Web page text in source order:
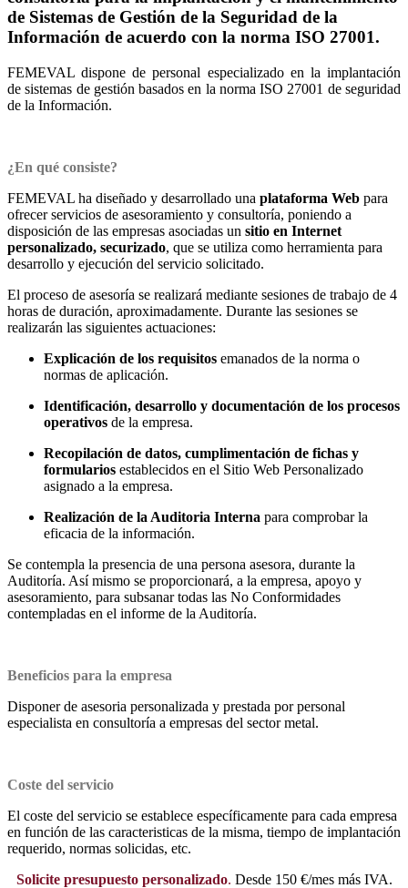
de Sistemas de Gestión de la Seguridad de la
Información de acuerdo con la norma ISO 27001.
FEMEVAL dispone de personal especializado en la implantación
de sistemas de gestión basados en la norma ISO 27001 de seguridad
de la Información.
¿En qué consiste?
FEMEVAL ha diseñado y desarrollado una plataforma Web para
ofrecer servicios de asesoramiento y consultoría, poniendo a
disposición de las empresas asociadas un sitio en Internet
personalizado, securizado, que se utiliza como herramienta para
desarrollo y ejecución del servicio solicitado.
El proceso de asesoría se realizará mediante sesiones de trabajo de 4
horas de duración, aproximadamente. Durante las sesiones se
realizarán las siguientes actuaciones:
Explicación de los requisitos emanados de la norma o
normas de aplicación.
Identificación, desarrollo y documentación de los procesos
operativos de la empresa.
Recopilación de datos, cumplimentación de fichas y
formularios establecidos en el Sitio Web Personalizado
asignado a la empresa.
Realización de la Auditoria Interna para comprobar la
eficacia de la información.
Se contempla la presencia de una persona asesora, durante la
Auditoría. Así mismo se proporcionará, a la empresa, apoyo y
asesoramiento, para subsanar todas las No Conformidades
contempladas en el informe de la Auditoría.
Beneficios para la empresa
Disponer de asesoria personalizada y prestada por personal
especialista en consultoría a empresas del sector metal.
Coste del servicio
El coste del servicio se establece específicamente para cada empresa
en función de las caracteristicas de la misma, tiempo de implantación
requerido, normas solicidas, etc.
Solicite presupuesto personalizado. Desde 150 €/mes más IVA.